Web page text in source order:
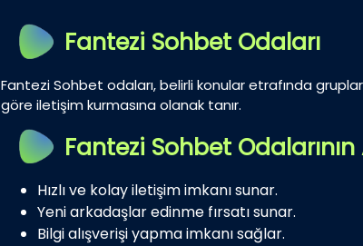
Fantezi Sohbet Odaları
Fantezi Sohbet odaları, belirli konular etrafında
göre iletişim kurmasına olanak tanır.
Fantezi Sohbet
Hızlı ve kolay iletişim imkanı sunar.
Yeni arkadaşlar edinme fırsatı sunar.
Bilgi alışverişi yapma imkanı sağlar.